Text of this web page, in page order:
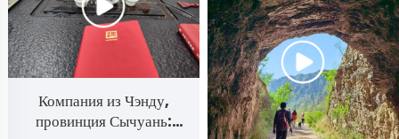
Компания из Чэнду,
провинция Сычуань: